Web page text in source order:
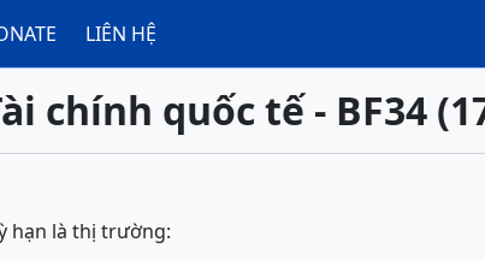
LIÊN HỆ
chính quốc tế - BF34
hạn là thị trường: